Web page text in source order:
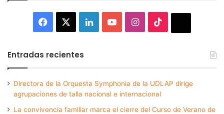
Facebook LinkedInYouTubeInstagram
Entradas recientes
Directora de la Orquesta Symphonia de la UDLAP dirige
agrupaciones de talla nacional e internacional
La convivencia familiar marca el cierre del Curso de Verano de